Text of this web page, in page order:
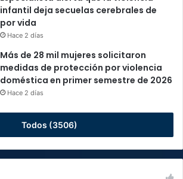
infantil deja secuelas cerebrales de
por vida
Hace 2 días
Más de 28 mil mujeres solicitaron
medidas de protección por violencia
doméstica en primer semestre de 2026
Hace 2 días
Todos (3506)